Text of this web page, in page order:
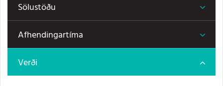
Sölustöðu
Afhendingartíma
Verði